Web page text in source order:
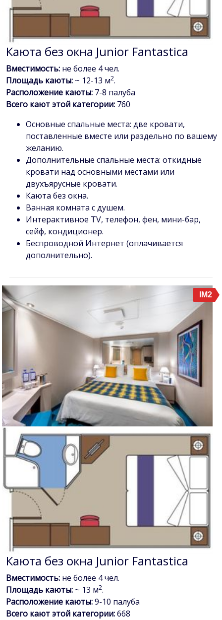
Каюта без окна Junior Fantastica
Вместимость: не более 4 чел.
Площадь каюты: ~ 12-13 м2.
Расположение каюты: 7-8 палуба
Всего кают этой категории: 760
Основные спальные места: две кровати,
поставленные вместе или раздельно по вашему
желанию.
Дополнительные спальные места: откидные
кровати над основными местами или
двухъярусные кровати.
Каюта без окна.
Ванная комната с душем.
Интерактивное TV, телефон, фен, мини-бар,
сейф, кондиционер.
Беспроводной Интернет (оплачивается
дополнительно).
IM2
Каюта без окна Junior Fantastica
Вместимость: не более 4 чел.
Площадь каюты: ~ 13 м2.
Расположение каюты:9-10 палуба
Всего кают этой категории:668